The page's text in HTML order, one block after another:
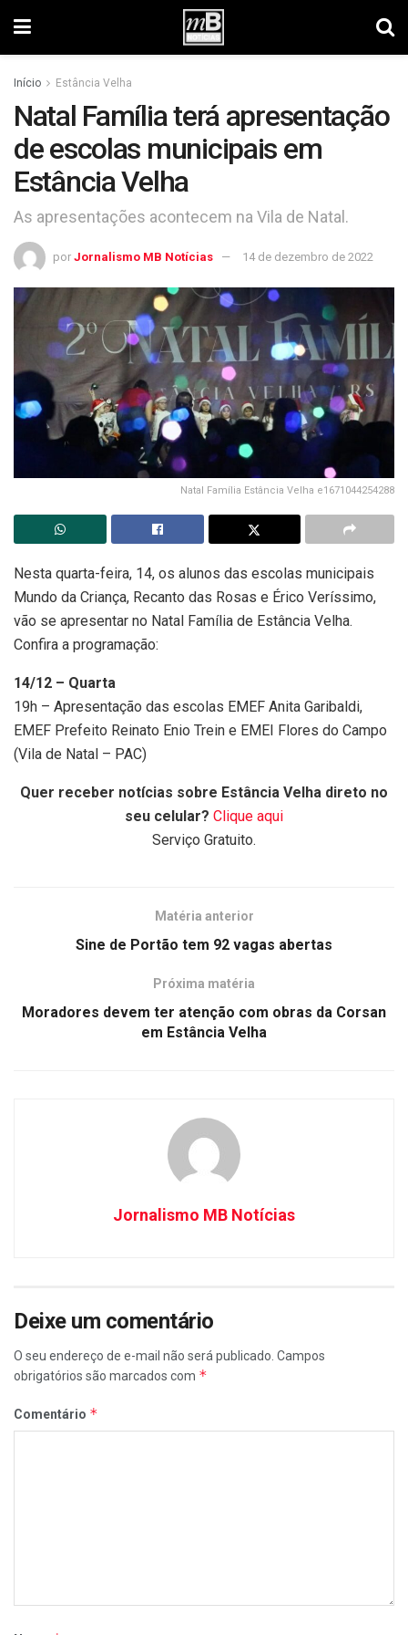
Início Estância Velha
Natal Família terá apresentação
de escolas municipais em
Estância Velha
As apresentações acontecem na Vila de Natal.
por Jornalismo MB Notícias 14 de dezembro de 2022
Natal Família Estância Velha e1671044254288
Nesta quarta-feira, 14, os alunos das escolas municipais
Mundo da Criança, Recanto das Rosas e Érico Veríssimo,
vão se apresentar no Natal Família de Estância Velha.
Confira a programação:
14/12 – Quarta
19h – Apresentação das escolas EMEF Anita Garibaldi,
EMEF Prefeito Reinato Enio Trein e EMEI Flores do Campo
(Vila de Natal – PAC)
Quer receber notícias sobre Estância Velha direto no
seu celular? Clique aqui
Serviço Gratuito.
Matéria anterior
Sine de Portão tem 92 vagas abertas
Próxima matéria
Moradores devem ter atenção com obras da Corsan
em Estância Velha
Jornalismo MB Notícias
Deixe um comentário
O seu endereço de e-mail não será publicado. Campos
obrigatórios são marcados com *
Comentário *